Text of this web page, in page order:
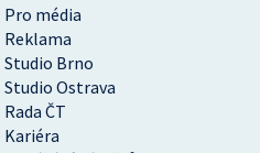
Pro média
Reklama
Studio Brno
Studio Ostrava
Rada ČT
Kariéra